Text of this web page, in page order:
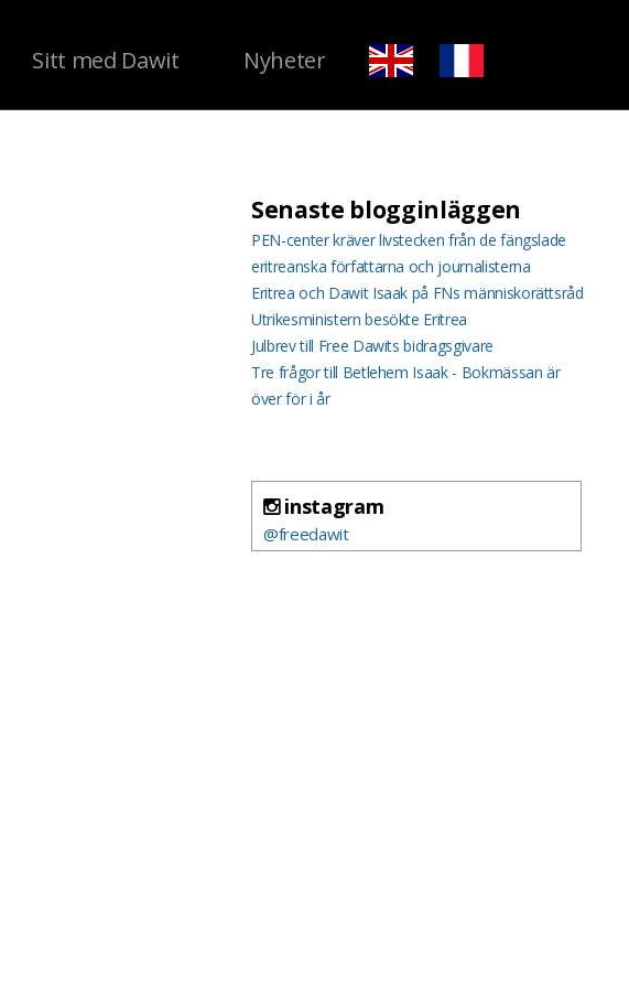
Sitt med Dawit Nyheter
Senaste blogginläggen
PEN-center kräver livstecken från de fängslade
eritreanska författarna och journalisterna
Eritrea och Dawit Isaak på FNs människorättsråd
Utrikesministern besökte Eritrea
Julbrev till Free Dawits bidragsgivare
Tre frågor till Betlehem Isaak - Bokmässan är
över för i år
instagram
@freedawit